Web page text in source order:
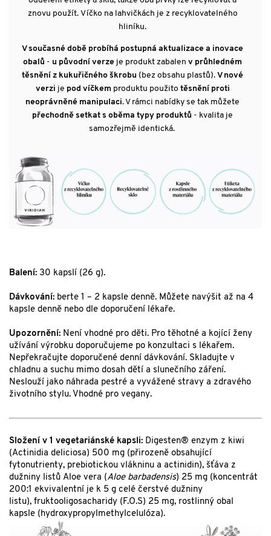
znovu použít. Víčko na lahvičkách je z recyklovatelného
hliníku.
V současné době probíhá postupná aktualizace a inovace
obalů - u původní verze je produkt zabalen v průhledném
těsnění z kukuřičného škrobu (bez obsahu plastů). V nové
verzi je pod víčkemproduktu použito těsnění proti
neoprávněné manipulaci. V rámci nabídky se tak můžete
přechodně setkat s oběma typy produktů - kvalita je
samozřejmě identická.
Balení: 30 kapslí (26 g).
Dávkování: berte 1 – 2 kapsle denně. Můžete navýšit až na 4
kapsle denně nebo dle doporučení lékaře.
Upozornění: Není vhodné pro děti. Pro těhotné a kojící ženy
užívání výrobku doporučujeme po konzultaci s lékařem.
Nepřekračujte doporučené denní dávkování. Skladujte v
chladnu a suchu mimo dosah dětí a slunečního záření.
Neslouží jako náhrada pestré a vyvážené stravy a zdravého
životního stylu. Vhodné pro vegany.
Složení v 1 vegetariánské kapsli: Digesten® enzym z kiwi
(Actinidia deliciosa) 500 mg (přirozeně obsahující
fytonutrienty, prebiotickou vlákninu a actinidin), šťáva z
dužniny listů Aloe vera (Aloe barbadensis) 25 mg (koncentrát
200:1 ekvivalentní je k 5 g celé čerstvé dužniny
listu), fruktooligosacharidy (F.O.S) 25 mg, rostlinný obal
kapsle (hydroxypropylmethylcelulóza).